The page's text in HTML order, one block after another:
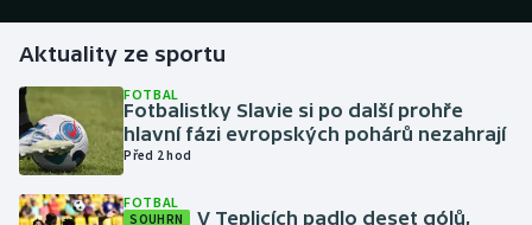
Gymnastika
Házená
Jezdectví
Aktuality ze sportu
FOTBAL
Fotbalistky Slavie si po další prohře
hlavní fázi evropských pohárů nezahrají
Před 2 hod
FOTBAL
SOUHRN
V Teplicích padlo deset gólů,